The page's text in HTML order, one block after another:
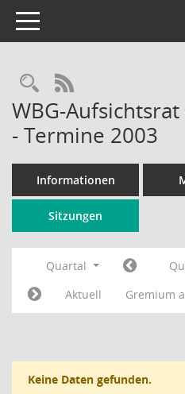
Toggle navigation
RSS-Feed
WBG-
- Termine 2003
Informationen
Sitzungen
Quartal
Aktuell
Gremium
Keine Daten gefunden.